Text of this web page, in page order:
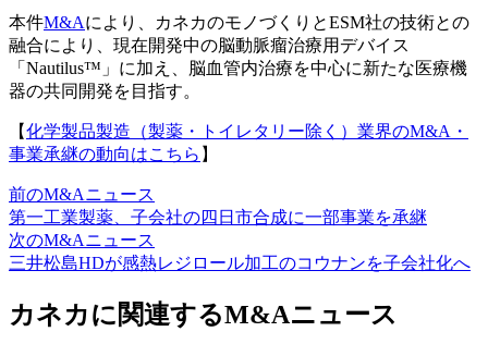
本件M&Aにより、カネカのモノづくりとESM社の技術との
融合により、現在開発中の脳動脈瘤治療用デバイス
「Nautilus™」に加え、脳血管内治療を中心に新たな医療機
器の共同開発を目指す。
【化学製品製造（製薬・トイレタリー除く）業界のM&A・
事業承継の動向はこちら 】
前のM&Aニュース
第一工業製薬、子会社の四日市合成に一部事業を承継
次のM&Aニュース
三井松島HDが感熱レジロール加工のコウナンを子会社化へ
カネカに関連するM&Aニュース